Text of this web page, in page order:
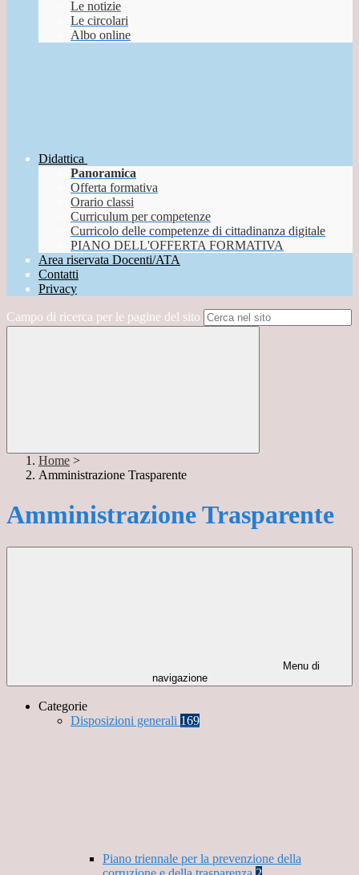
Le notizie
Le circolari
Albo online
Didattica
Panoramica
Offerta formativa
Orario classi
Curriculum per competenze
Curricolo delle competenze di cittadinanza digitale
PIANO DELL'OFFERTA FORMATIVA
Area riservata Docenti/ATA
Contatti
Privacy
Campo di ricerca per le pagine del sito
Home >
Amministrazione Trasparente
Amministrazione Trasparente
Menu di
navigazione
Categorie
Disposizioni generali 169
Piano triennale per la prevenzione della